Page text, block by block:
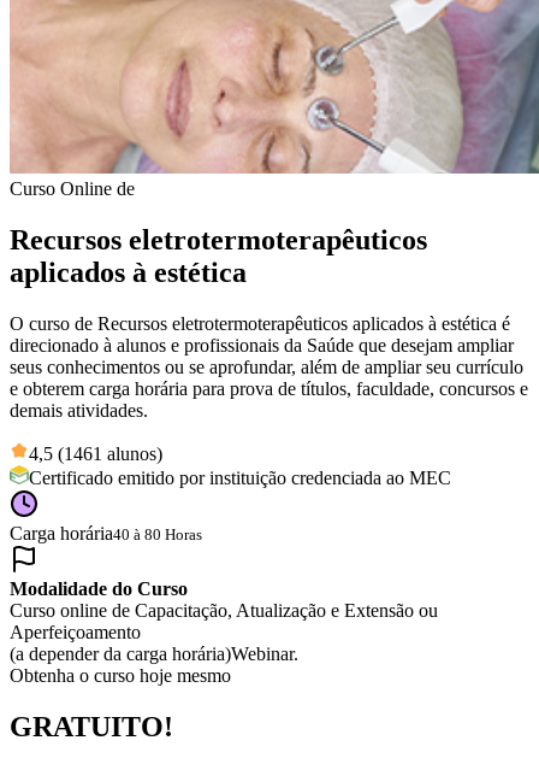
Curso Online de
Recursos eletrotermoterapêuticos
aplicados à estética
O curso de Recursos eletrotermoterapêuticos aplicados à estética é
direcionado à alunos e profissionais da Saúde que desejam ampliar
seus conhecimentos ou se aprofundar, além de ampliar seu currículo
e obterem carga horária para prova de títulos, faculdade, concursos e
demais atividades.
4,5 (1461 alunos)
Certificado emitido por instituição credenciada ao MEC
Carga horária40 à 80 Horas
Modalidade do Curso
Curso online de Capacitação, Atualização e Extensão ou
Aperfeiçoamento
(a depender da carga horária)Webinar.
Obtenha o curso hoje mesmo
GRATUITO!